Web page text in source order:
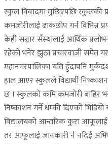
स्कुल विवादमा मुछिएपछि स्कुलकी
कमजोरीलाई ढाकछोप गर्न विभिन्न
केही सञ्चार सँस्थालाई आर्थिक
रहेको भनेर झुठा प्रचारवाजी समेत
महानगरपालिका यति हुँदापनि
हाल आएर स्कुलले विद्यार्थी
छ । स्कुलको कमि कमजोरी बाहिर
निष्काशन गर्ने धम्की दिएको भिडियो
विद्यालयको आन्तरिक कुरा
तर आफूलाई जानकारी नै नदिई